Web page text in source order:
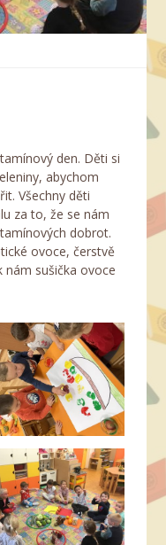
den. Děti si
abychom
Všechny děti
za to, že se nám
dobrot.
ovoce, čerstvě
nám sušička ovoce